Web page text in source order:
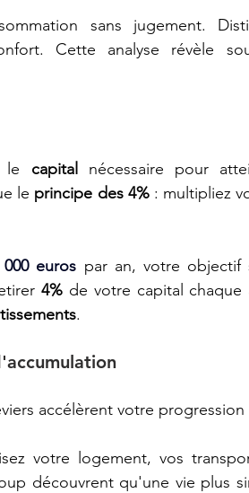
sans jugement.
Cette analyse révèle
le capital nécessaire pour
le principe des 4% : multipliez
000 euros par an, votre objectif
4% de votre capital chaque
.
accélèrent votre progression
votre logement, vos
découvrent qu'une vie plus